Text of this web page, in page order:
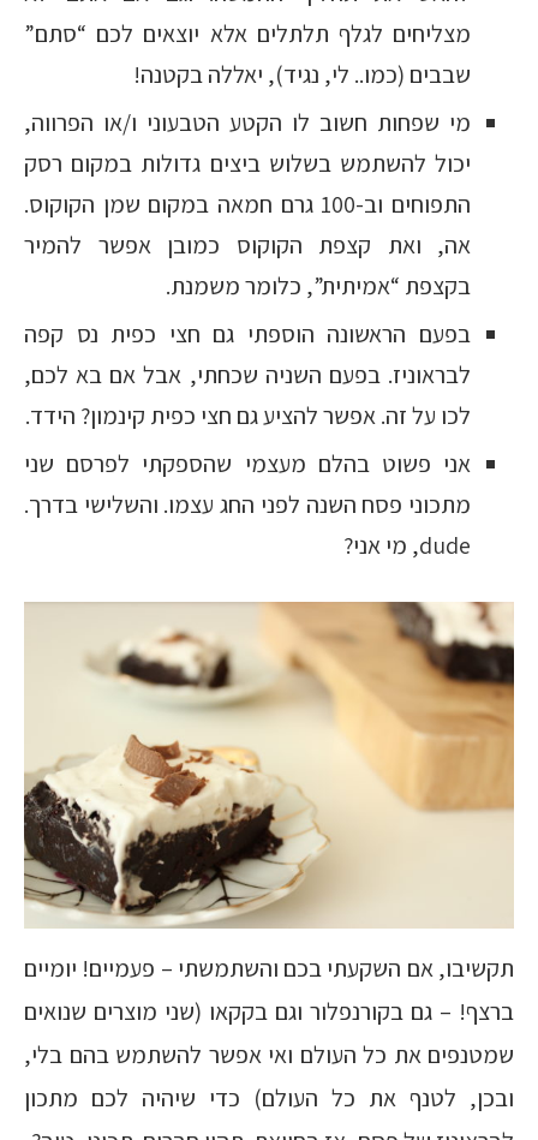
מצליחים לגלף תלתלים אלא יוצאים לכם “סתם”
שבבים (כמו.. לי, נגיד), יאללה בקטנה!
מי שפחות חשוב לו הקטע הטבעוני ו/או הפרווה,
יכול להשתמש בשלוש ביצים גדולות במקום רסק
התפוחים וב-100 גרם חמאה במקום שמן הקוקוס.
אה, ואת קצפת הקוקוס כמובן אפשר להמיר
בקצפת “אמיתית”, כלומר משמנת.
בפעם הראשונה הוספתי גם חצי כפית נס קפה
לבראוניז. בפעם השניה שכחתי, אבל אם בא לכם,
לכו על זה. אפשר להציע גם חצי כפית קינמון? הידד.
אני פשוט בהלם מעצמי שהספקתי לפרסם שני
מתכוני פסח השנה לפני החג עצמו. והשלישי בדרך.
dude, מי אני?
תקשיבו, אם השקעתי בכם והשתמשתי – פעמיים! יומיים
ברצף! – גם בקורנפלור וגם בקקאו (שני מוצרים שנואים
שמטנפים את כל העולם ואי אפשר להשתמש בהם בלי,
ובכן, לטנף את כל העולם) כדי שיהיה לכם מתכון